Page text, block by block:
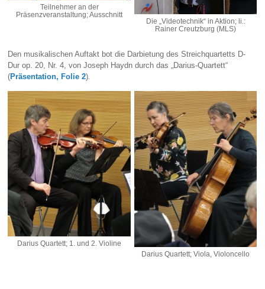
Teilnehmer an der
Präsenzveranstaltung; Ausschnitt
Die „Videotechnik“ in Aktion; li.:
Rainer Creutzburg (MLS)
Den musikalischen Auftakt bot die Darbietung des Streichquartetts D-
Dur op. 20, Nr. 4, von Joseph Haydn durch das „Darius-Quartett“
(Präsentation, Folie 2)
Darius Quartett; 1. und 2. Violine
Darius Quartett; Viola, Violoncello